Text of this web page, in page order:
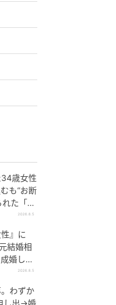
歳女性
も“お断
た「高
とは？
2026.8.5
』に
結婚相
婚しや
徴”と2026.8.5
わずか
し出→婚